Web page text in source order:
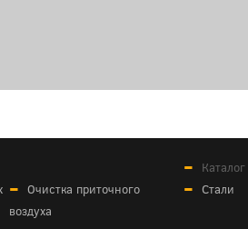
Очистка приточного
воздуха
Стали